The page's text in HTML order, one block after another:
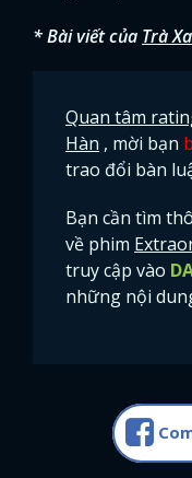
* Bài viết của Trà
Quan tâm
Hàn , mời bạn
trao đổi bàn
Bạn cần tìm
về phim
truy cập vào
những nội